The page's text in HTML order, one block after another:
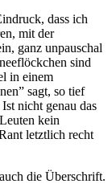
dass ich
mit der
ganz unpauschal
sind
in einem
sagt, so tief
nicht genau das
kein
letztlich recht
die Überschrift.